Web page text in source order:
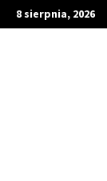
Skip
to
8 sierpnia, 2026